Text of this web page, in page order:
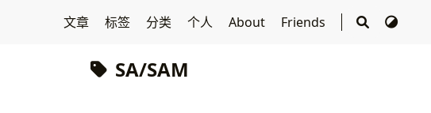
文章 标签 分类 个人 About Friends
SA/SAM